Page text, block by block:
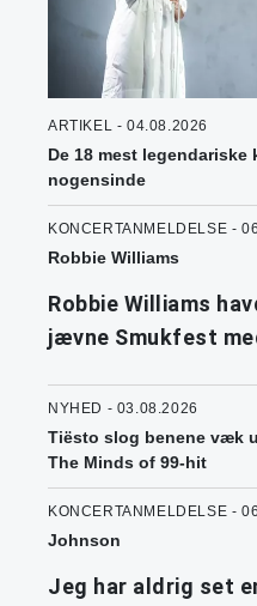
ARTIKEL - 04.08.2026
De 18 mest
nogensinde
KONCERTANMELDELSE -
Robbie Williams
Robbie Williams
jævne Smukfest
NYHED - 03.08.2026
Tiësto slog benene væk
The Minds of 99-hit
KONCERTANMELDELSE -
Johnson
Jeg har aldrig set